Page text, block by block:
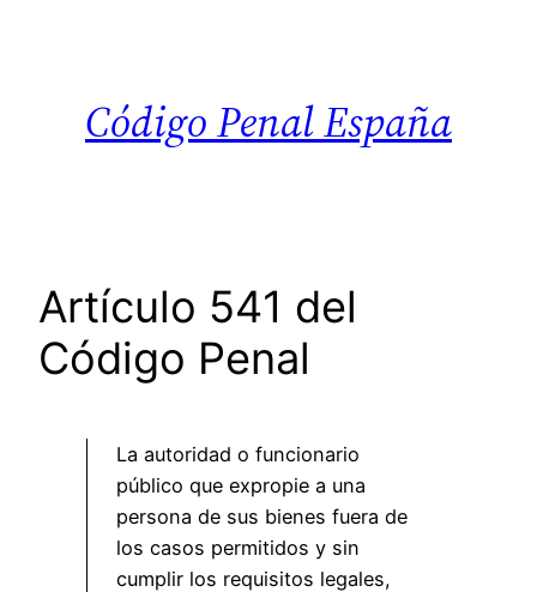
Código Penal España
Artículo 541 del
Código Penal
La autoridad o funcionario
público que expropie a una
persona de sus bienes fuera de
los casos permitidos y sin
cumplir los requisitos legales,